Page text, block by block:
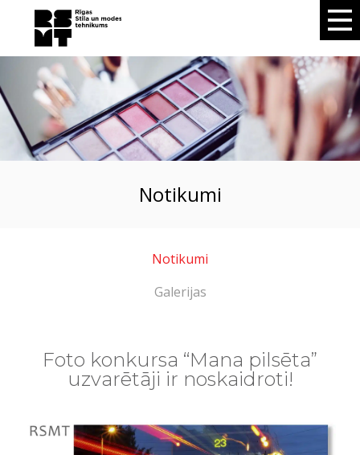
notikumi
Notikumi
Galerijas
Foto konkursa “Mana pilsēta”
uzvarētāji ir noskaidroti!